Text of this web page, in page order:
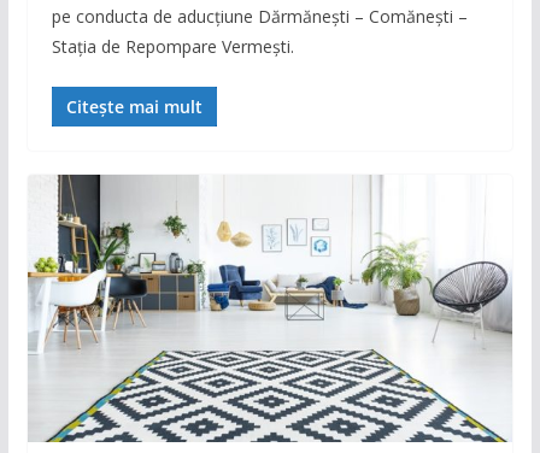
pe conducta de aducțiune Dărmănești – Comănești –
Stația de Repompare Vermești.
Citește mai mult